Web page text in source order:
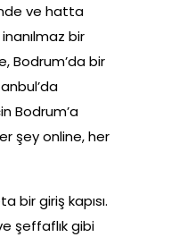
ve hatta
bir
Bodrum’da bir
Bodrum’a
şey online, her
bir giriş kapısı.
şeffaflık gibi